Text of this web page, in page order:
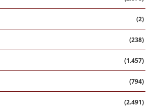
(2)
(238)
(1.457)
(794)
(2.491)